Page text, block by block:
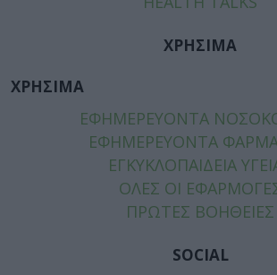
ΧΡΗΣΙΜΑ
ΧΡΗΣΙΜΑ
ΕΦΗΜΕΡΕΥΟΝΤΑ
ΕΦΗΜΕΡΕΥΟΝΤΑ
ΕΓΚΥΚΛΟΠΑΙΔΕΙΑ
ΟΛΕΣ ΟΙ
ΠΡΩΤΕΣ ΒΟΗΘΕΙΕΣ
SOCIAL